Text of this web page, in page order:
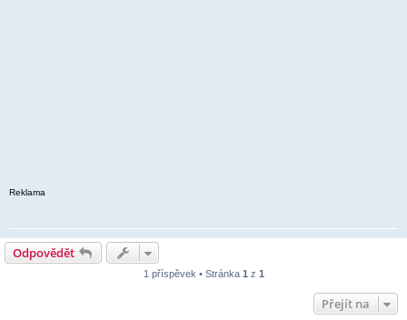
Reklama
Odpovědět
1 příspěvek • Stránka 1 z 1
Přejít na